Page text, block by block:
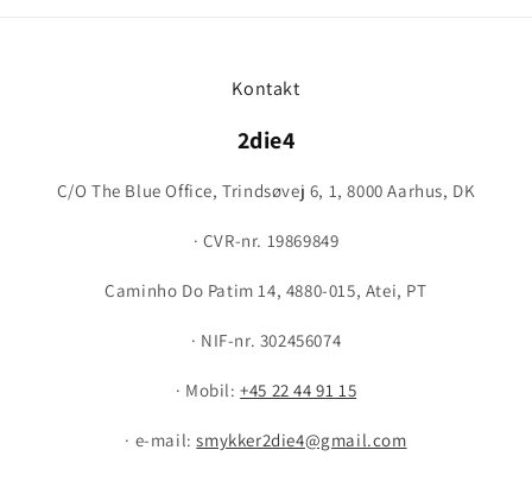
Kontakt
2die4
C/O The Blue Office, Trindsøvej 6, 1, 8000 Aarhus, DK
· CVR-nr. 19869849
Caminho Do Patim 14, 4880-015, Atei, PT
· NIF-nr. 302456074
· Mobil:+45 22 44 91 15
· e-mail:smykker2die4@gmail.com